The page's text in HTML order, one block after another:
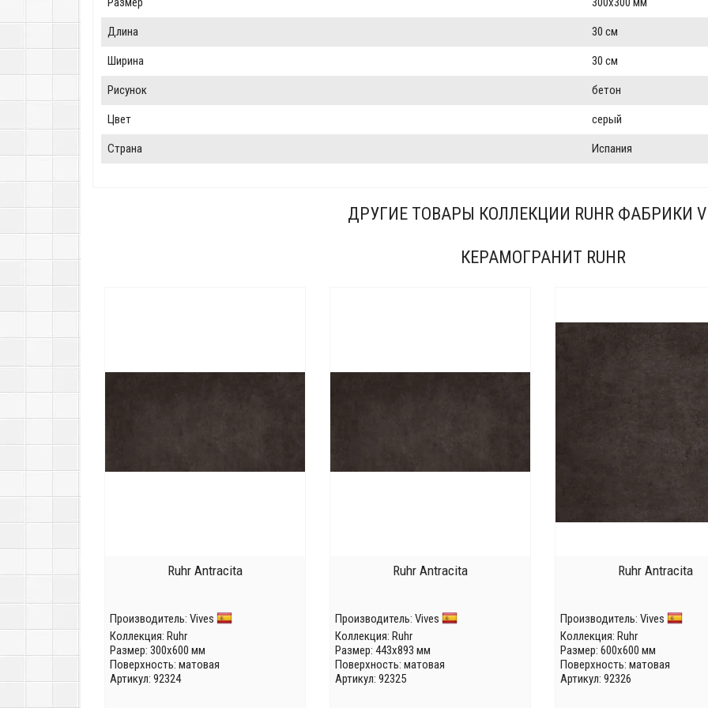
Длина 30 см
Ширина 30 см
Рисунок бетон
Цвет серый
Страна Испания
ДРУГИЕ ТОВАРЫ КОЛЛЕКЦИИ RUHR ФАБРИКИ
КЕРАМОГРАНИТ RUHR
Ruhr Antracita
Производитель: Vives
Коллекция: Ruhr
Размер: 300x600 мм
Поверхность: матовая
Артикул: 92324
Ruhr Antracita
Производитель: Vives
Коллекция: Ruhr
Размер: 443x893 мм
Поверхность: матовая
Артикул: 92325
Ruhr Antracita
Производитель: Vives
Коллекция: Ruhr
Размер: 600x600 мм
Поверхность: матовая
Артикул: 92326